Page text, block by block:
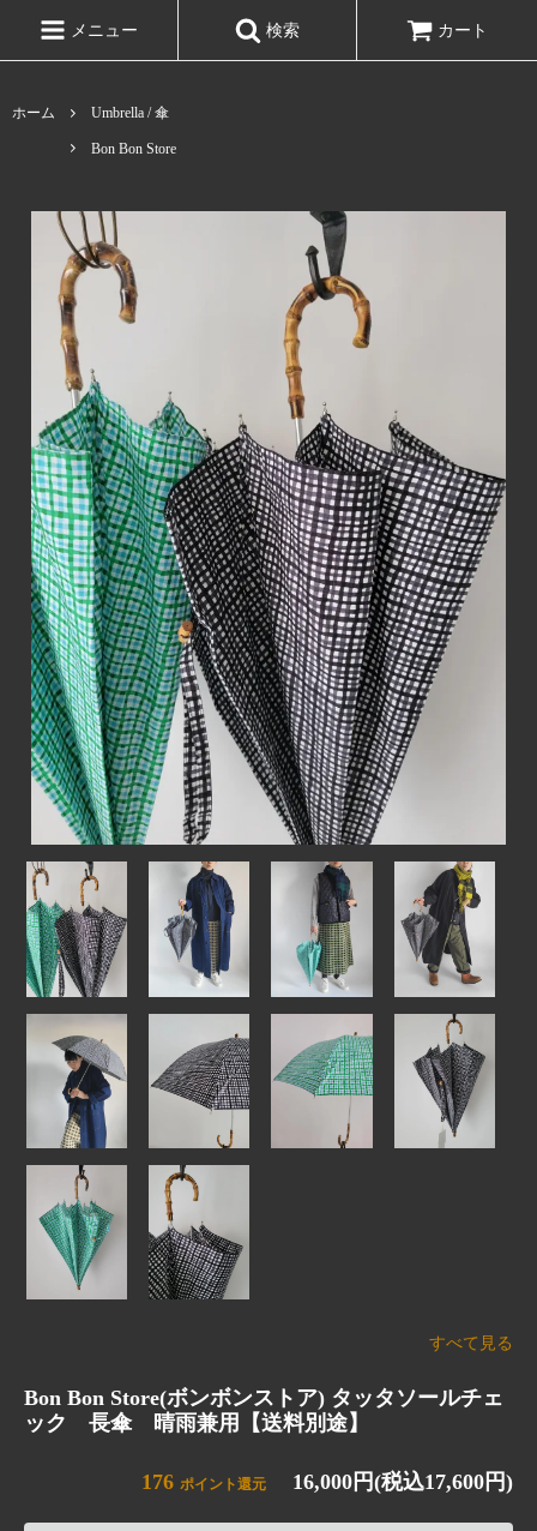
メニュー 検索 カート
ホーム Umbrella / 傘
Bon Bon Store
すべて見る
Bon Bon Store(ボンボンストア) タッタソールチェ
ック 長傘 晴雨兼用【送料別途】
176 ポイント還元 16,000円(税込17,600円)